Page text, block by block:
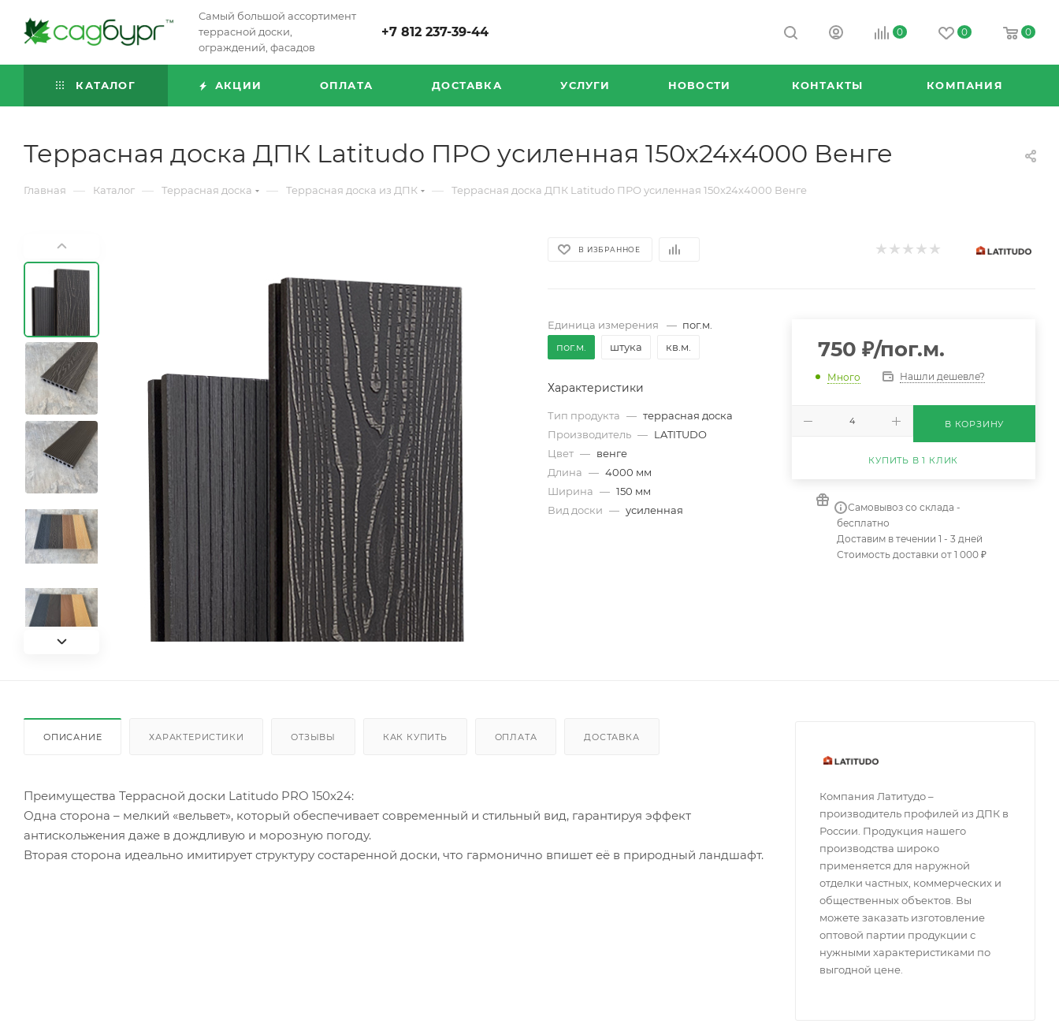
Самый большой ассортимент
террасной доски,
ограждений, фасадов
+7 812 237-39-44 0 0 0
КАТАЛОГ АКЦИИ ОПЛАТА ДОСТАВКА УСЛУГИ НОВОСТИ КОНТАКТЫ КОМПАНИЯ
Террасная доска ДПК Latitudo ПРО усиленная 150х24х4000 Венге
Главная — Каталог — Террасная доска — Террасная доска из ДПК — Террасная доска ДПК Latitudo ПРО усиленная 150х24х4000 Венге
В ИЗБРАННОЕ
Единица измерения — пог.м.
пог.м.
штука кв.м.
Характеристики
Тип продукта — террасная доска
Производитель — LATITUDO
Цвет — венге
Длина — 4000 мм
Ширина — 150 мм
Вид доски — усиленная
750 ₽/пог.м.
Много Нашли дешевле?
В КОРЗИНУ
КУПИТЬ В 1 КЛИК
Самовывоз со склада -
бесплатно
Доставим в течении 1 - 3 дней
Стоимость доставки от 1 000 ₽
ОПИСАНИЕ ХАРАКТЕРИСТИКИ ОТЗЫВЫ КАК КУПИТЬ ОПЛАТА ДОСТАВКА
Преимущества Террасной доски Latitudo PRO 150х24:
Одна сторона – мелкий «вельвет», который обеспечивает современный и стильный вид, гарантируя эффект
антискольжения даже в дождливую и морозную погоду.
Вторая сторона идеально имитирует структуру состаренной доски, что гармонично впишет её в природный ландшафт.
Компания Латитудо –
производитель профилей из ДПК в
России. Продукция нашего
производства широко
применяется для наружной
отделки частных, коммерческих и
общественных объектов. Вы
можете заказать изготовление
оптовой партии продукции с
нужными характеристиками по
выгодной цене.